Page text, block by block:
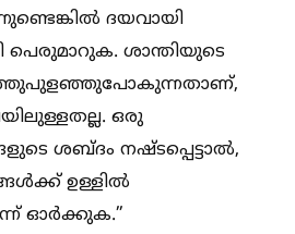
ദയവായി
പെരുമാറുക. ശാന്തിയുടെ
ഒരു
ശബ്ദം നഷ്ടപ്പെട്ടാല്‍,
ഉള്ളില്‍
ഓർക്കുക.”